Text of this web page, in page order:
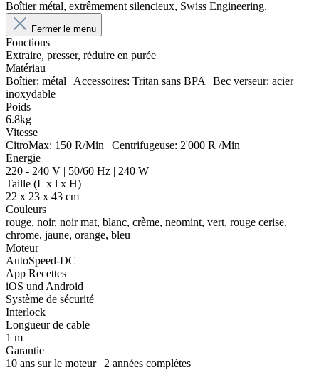
Boîtier métal, extrêmement silencieux, Swiss Engineering.
Fermer le menu
Fonctions
Extraire, presser, réduire en purée
Matériau
Boîtier: métal | Accessoires: Tritan sans BPA | Bec verseur: acier
inoxydable
Poids
6.8kg
Vitesse
CitroMax: 150 R/Min | Centrifugeuse: 2'000 R /Min
Energie
220 - 240 V | 50/60 Hz | 240 W
Taille (L x l x H)
22 x 23 x 43 cm
Couleurs
rouge, noir, noir mat, blanc, crème, neomint, vert, rouge cerise,
chrome, jaune, orange, bleu
Moteur
AutoSpeed-DC
App Recettes
iOS und Android
Système de sécurité
Interlock
Longueur de cable
1 m
Garantie
10 ans sur le moteur | 2 années complètes